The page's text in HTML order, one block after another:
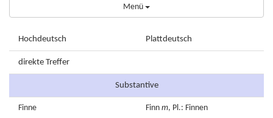
Menü
Hochdeutsch Plattdeutsch
direkte Treffer
Substantive
Finne Finn m, Pl.: Finnen